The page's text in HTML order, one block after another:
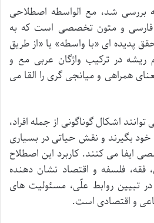
بررسی شد، مع الواسطه اصطلاحی
فارسی و متون تخصصی است که به
پدیده ای «با واسطه» یا «از طریق
در ترکیب واژگان عربی مع و
همراهی و میانجی گری را القا می
اشکال گوناگونی از جمله افراد،
خود بگیرند و نقش حیاتی در بسیاری
ایفا می کنند. کاربرد این اصطلاح
فلسفه و اقتصاد نشان دهنده
تبیین روابط علّی، مسئولیت های
و اقتصادی است.